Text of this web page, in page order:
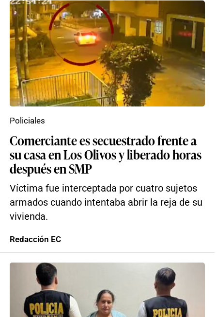
Comerciante es secuestrado frente a
su casa en Los Olivos y liberado horas
después en SMP
Víctima fue interceptada por cuatro sujetos
armados cuando intentaba abrir la reja de su
vivienda.
Policiales
Redacción EC